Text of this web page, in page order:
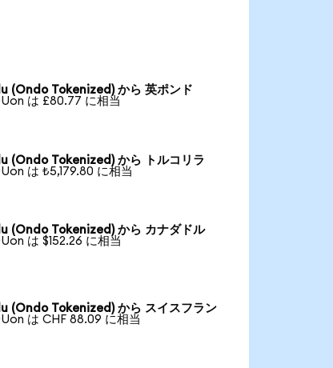
(Ondo Tokenized) から 英ポンド
は £80.77 に相当
(Ondo Tokenized) から トルコリラ
は ₺5,179.80 に相当
(Ondo Tokenized) から カナダドル
は $152.26 に相当
(Ondo Tokenized) から スイスフラン
は CHF 88.09 に相当